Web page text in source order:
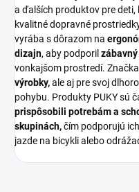
a ďalších produktov pre deti,
kvalitné dopravné
vyrába s dôrazom na
dizajn, aby podporil
vonkajšom prostredí.
výrobky,ale aj pre svoj
pohybu. Produkty PUKY sú
prispôsobili potrebám a
skupinách,čím podporujú
jazde na bicykli alebo